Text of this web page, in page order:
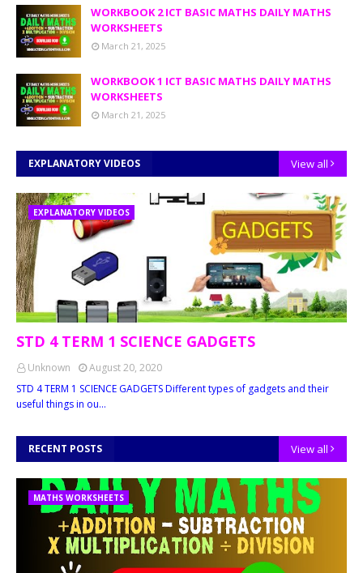
WORKBOOK 2 ICT BASIC MATHS DAILY MATHS
WORKSHEETS
March 21, 2025
WORKBOOK 1 ICT BASIC MATHS DAILY MATHS
WORKSHEETS
March 21, 2025
EXPLANATORY VIDEOS View all
EXPLANATORY VIDEOS
STD 4 TERM 1 SCIENCE GADGETS
Unknown
August 20, 2020
STD 4 TERM 1 SCIENCE GADGETS Different types of gadgets and their
useful things in ou…
RECENT POSTS View all
MATHS WORKSHEETS